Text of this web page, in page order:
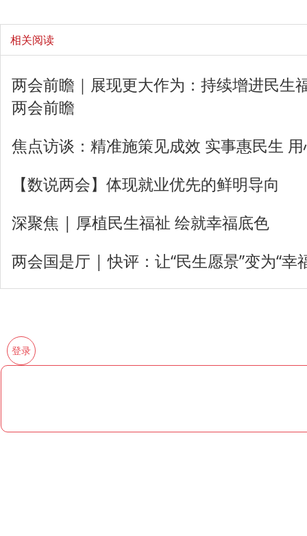
相关阅读
两会前瞻｜展现更大作为：持续增进民
两会前瞻
焦点访谈：精准施策见成效 实事惠民生
【数说两会】体现就业优先的鲜明导向
深聚焦 | 厚植民生福祉 绘就幸福底色
两会国是厅 | 快评：让“民生愿景”变为“幸
登录